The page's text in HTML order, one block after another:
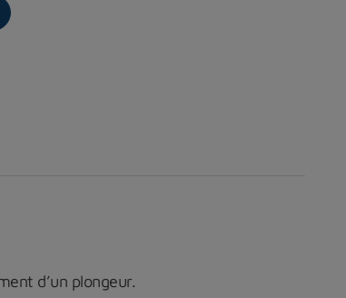
d’un plongeur.